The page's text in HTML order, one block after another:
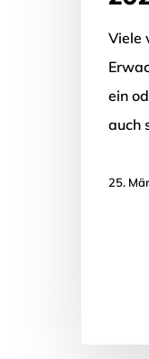
Viele
ein
auch
25.